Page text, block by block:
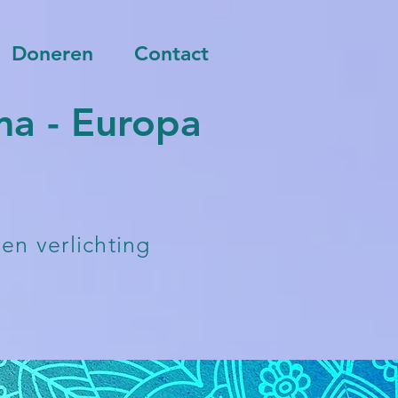
Doneren Contact
- Europa
verlichting